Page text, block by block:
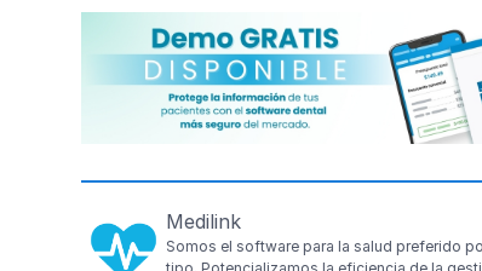
Medilink
Somos el software para la salud preferido